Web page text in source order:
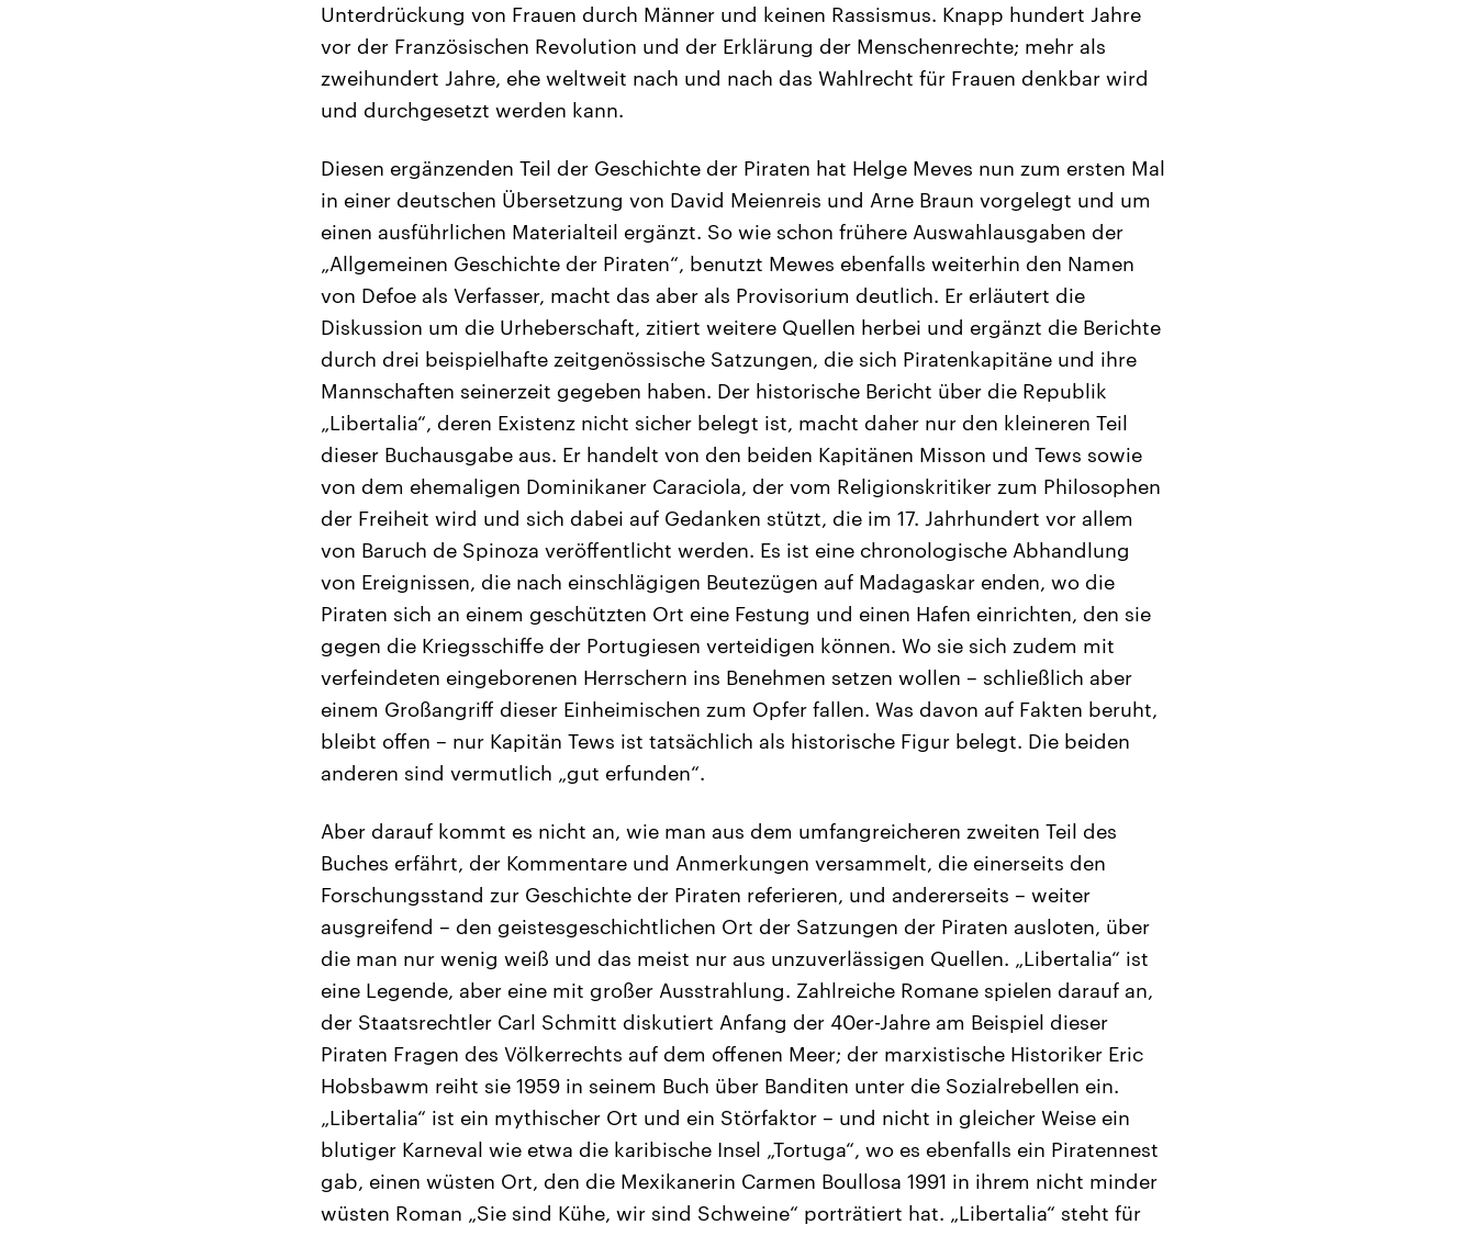
Unterdrückung von Frauen durch Männer und keinen Rassismus. Knapp hundert Jahre
vor der Französischen Revolution und der Erklärung der Menschenrechte; mehr als
zweihundert Jahre, ehe weltweit nach und nach das Wahlrecht für Frauen denkbar wird
und durchgesetzt werden kann.
Diesen ergänzenden Teil der Geschichte der Piraten hat Helge Meves nun zum ersten Mal
in einer deutschen Übersetzung von David Meienreis und Arne Braun vorgelegt und um
einen ausführlichen Materialteil ergänzt. So wie schon frühere Auswahlausgaben der
„Allgemeinen Geschichte der Piraten“, benutzt Mewes ebenfalls weiterhin den Namen
von Defoe als Verfasser, macht das aber als Provisorium deutlich. Er erläutert die
Diskussion um die Urheberschaft, zitiert weitere Quellen herbei und ergänzt die Berichte
durch drei beispielhafte zeitgenössische Satzungen, die sich Piratenkapitäne und ihre
Mannschaften seinerzeit gegeben haben. Der historische Bericht über die Republik
„Libertalia“, deren Existenz nicht sicher belegt ist, macht daher nur den kleineren Teil
dieser Buchausgabe aus. Er handelt von den beiden Kapitänen Misson und Tews sowie
von dem ehemaligen Dominikaner Caraciola, der vom Religionskritiker zum Philosophen
der Freiheit wird und sich dabei auf Gedanken stützt, die im 17. Jahrhundert vor allem
von Baruch de Spinoza veröffentlicht werden. Es ist eine chronologische Abhandlung
von Ereignissen, die nach einschlägigen Beutezügen auf Madagaskar enden, wo die
Piraten sich an einem geschützten Ort eine Festung und einen Hafen einrichten, den sie
gegen die Kriegsschiffe der Portugiesen verteidigen können. Wo sie sich zudem mit
verfeindeten eingeborenen Herrschern ins Benehmen setzen wollen – schließlich aber
einem Großangriff dieser Einheimischen zum Opfer fallen. Was davon auf Fakten beruht,
bleibt offen – nur Kapitän Tews ist tatsächlich als historische Figur belegt. Die beiden
anderen sind vermutlich „gut erfunden“.
Aber darauf kommt es nicht an, wie man aus dem umfangreicheren zweiten Teil des
Buches erfährt, der Kommentare und Anmerkungen versammelt, die einerseits den
Forschungsstand zur Geschichte der Piraten referieren, und andererseits – weiter
ausgreifend – den geistesgeschichtlichen Ort der Satzungen der Piraten ausloten, über
die man nur wenig weiß und das meist nur aus unzuverlässigen Quellen. „Libertalia“ ist
eine Legende, aber eine mit großer Ausstrahlung. Zahlreiche Romane spielen darauf an,
der Staatsrechtler Carl Schmitt diskutiert Anfang der 40er-Jahre am Beispiel dieser
Piraten Fragen des Völkerrechts auf dem offenen Meer; der marxistische Historiker Eric
Hobsbawm reiht sie 1959 in seinem Buch über Banditen unter die Sozialrebellen ein.
„Libertalia“ ist ein mythischer Ort und ein Störfaktor – und nicht in gleicher Weise ein
blutiger Karneval wie etwa die karibische Insel „Tortuga“, wo es ebenfalls ein Piratennest
gab, einen wüsten Ort, den die Mexikanerin Carmen Boullosa 1991 in ihrem nicht minder
wüsten Roman „Sie sind Kühe, wir sind Schweine“ porträtiert hat. „Libertalia“ steht für